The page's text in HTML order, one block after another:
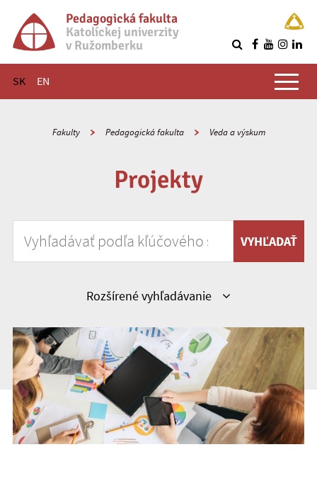
Pedagogická fakulta
Katolíckej univerzity
v Ružomberku
SK EN
Hlavné menu
Fakulty Pedagogická fakulta Veda a výskum
Projekty
Vyhľadávať podľa kľúčového slova
VYHĽADAŤ
Zobraziť
Rozšírené vyhľadávanie